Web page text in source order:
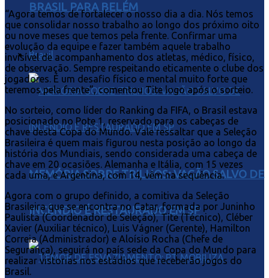
BRASIL PARA BELÉM
Brasil
MEMÓRIA SOBRE TRILHOS: VAGÃO SALVO DE
INCÊNDIO É RESTAURADO EM SP
“Agora temos de fortalecer o nosso dia a dia. Nós temos
que consolidar nosso trabalho ao longo dos próximo oito
ou nove meses que temos pela frente. Confirmar uma
evolução da equipe e fazer também aquele trabalho
invisível de acompanhamento dos atletas, médico, físico,
de observação. Sempre respeitando eticamente o clube dos
jogadores. É um desafio físico e mental muito forte que
teremos pela frente”, comentou Tite logo após o sorteio.
No sorteio, como líder do Ranking da FIFA, o Brasil estava
posicionado no Pote 1, reservado para os cabeças de
chave desta Copa do Mundo. Vale ressaltar que a Seleção
Brasileira é quem mais figurou nesta posição ao longo da
história dos Mundiais, sendo considerada uma cabeça de
chave em 20 ocasiões. Alemanha e Itália, com 15 vezes
cada uma, e Argentina, com 14, vêm na sequência.
Agora com o grupo definido, a comitiva da Seleção
Brasileira que se encontra no Catar, formada por Juninho
Paulista (Coordenador de Seleção), Tite (Técnico), Cléber
Xavier (Auxiliar técnico), Luis Vágner (Gerente), Hamilton
Correia (Administrador) e Aloísio Rocha (Chefe de
Segurança), seguirá no país sede da Copa do Mundo para
realizar vistorias nos estádios que receberão jogos do
Brasil.